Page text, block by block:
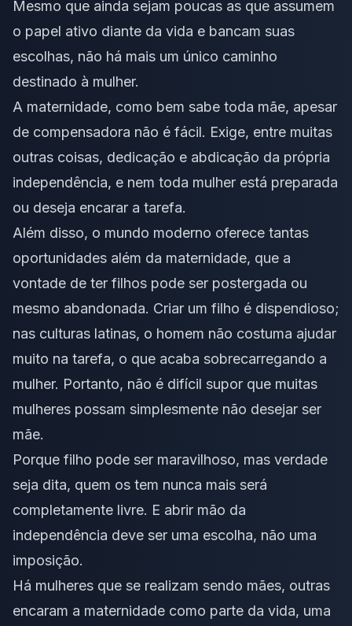
Mesmo que ainda sejam poucas as que assumem
o papel ativo diante da vida e bancam suas
escolhas, não há mais um único caminho
destinado à mulher.
A maternidade, como bem sabe toda mãe, apesar
de compensadora não é fácil. Exige, entre muitas
outras coisas, dedicação e abdicação da própria
independência, e nem toda mulher está preparada
ou deseja encarar a tarefa.
Além disso, o mundo moderno oferece tantas
oportunidades além da maternidade, que a
vontade de ter filhos pode ser postergada ou
mesmo abandonada. Criar um filho é dispendioso;
nas culturas latinas, o homem não costuma ajudar
muito na tarefa, o que acaba sobrecarregando a
mulher. Portanto, não é difícil supor que muitas
mulheres possam simplesmente não desejar ser
mãe.
Porque filho pode ser maravilhoso, mas verdade
seja dita, quem os tem nunca mais será
completamente livre. E abrir mão da
independência deve ser uma escolha, não uma
imposição.
Há mulheres que se realizam sendo mães, outras
encaram a maternidade como parte da vida, uma